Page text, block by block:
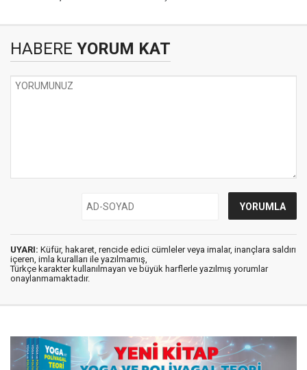
HABERE YORUM KAT
UYARI: Küfür, hakaret, rencide edici cümleler veya imalar, inançlara saldırı
içeren, imla kuralları ile yazılmamış,
Türkçe karakter kullanılmayan ve büyük harflerle yazılmış yorumlar
onaylanmamaktadır.